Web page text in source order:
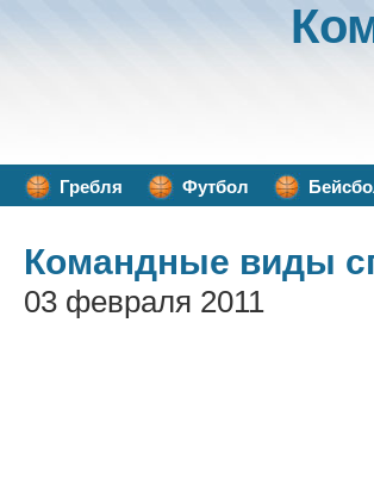
Гребля Футбол
Командные виды
03 февраля 2011